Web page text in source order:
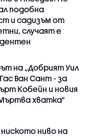
подобна
и садизъм от
случаят е
на „Добрият Уил
Ван Сант - за
Кобейн и новия
хватка"
ниво на